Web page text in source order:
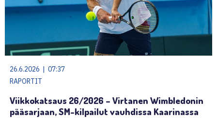
26.6.2026 | 07:37
RAPORTIT
Viikkokatsaus 26/2026 – Virtanen Wimbledonin
pääsarjaan, SM-kilpailut vauhdissa Kaarinassa